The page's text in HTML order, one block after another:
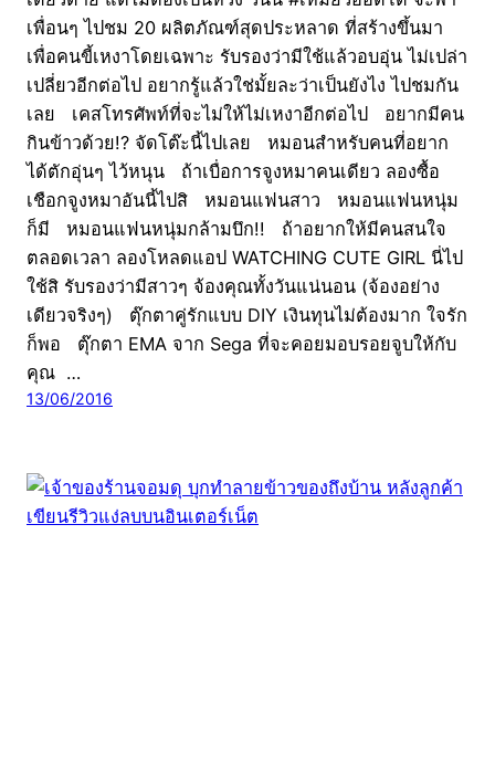
เพื่อนๆ ไปชม 20 ผลิตภัณฑ์สุดประหลาด ที่สร้างขึ้นมา
เพื่อคนขี้เหงาโดยเฉพาะ รับรองว่ามีใช้แล้วอบอุ่น ไม่เปล่า
เปลี่ยวอีกต่อไป อยากรู้แล้วใช่มั้ยละว่าเป็นยังไง ไปชมกัน
เลย เคสโทรศัพท์ที่จะไม่ให้ไม่เหงาอีกต่อไป อยากมีคน
กินข้าวด้วย!? จัดโต๊ะนี้ไปเลย หมอนสำหรับคนที่อยาก
ได้ตักอุ่นๆ ไว้หนุน ถ้าเบื่อการจูงหมาคนเดียว ลองซื้อ
เชือกจูงหมาอันนี้ไปสิ หมอนแฟนสาว หมอนแฟนหนุ่ม
ก็มี หมอนแฟนหนุ่มกล้ามบึก!! ถ้าอยากให้มีคนสนใจ
ตลอดเวลา ลองโหลดแอป WATCHING CUTE GIRL นี่ไป
ใช้สิ รับรองว่ามีสาวๆ จ้องคุณทั้งวันแน่นอน (จ้องอย่าง
เดียวจริงๆ) ตุ๊กตาคู่รักแบบ DIY เงินทุนไม่ต้องมาก ใจรัก
ก็พอ ตุ๊กตา EMA จาก Sega ที่จะคอยมอบรอยจูบให้กับ
คุณ …
13/06/2016